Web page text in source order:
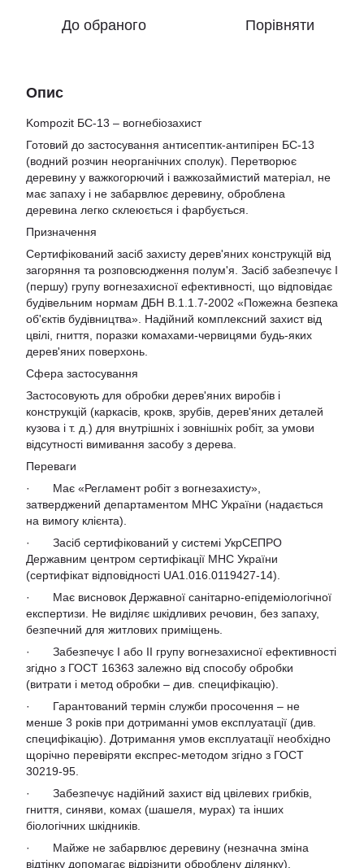
До обраного Порівняти
Опис
Kompozit БС-13 – вогнебіозахист
Готовий до застосування антисептик-антипірен БС-13
(водний розчин неорганічних сполук). Перетворює
деревину у важкогорючий і важкозаймистий матеріал, не
має запаху і не забарвлює деревину, оброблена
деревина легко склеюється і фарбується.
Призначення
Сертифікований засіб захисту дерев'яних конструкцій від
загоряння та розповсюдження полум'я. Засіб забезпечує I
(першу) групу вогнезахисної ефективності, що відповідає
будівельним нормам ДБН В.1.1.7-2002 «Пожежна безпека
об'єктів будівництва». Надійний комплексний захист від
цвілі, гниття, поразки комахами-червицями будь-яких
дерев'яних поверхонь.
Сфера застосування
Застосовують для обробки дерев'яних виробів і
конструкцій (каркасів, крокв, зрубів, дерев'яних деталей
кузова і т. д.) для внутрішніх і зовнішніх робіт, за умови
відсутності вимивання засобу з дерева.
Переваги
· Має «Регламент робіт з вогнезахисту»,
затверджений департаментом МНС України (надається
на вимогу клієнта).
· Засіб сертифікований у системі УкрСЕПРО
Державним центром сертифікації МНС України
(сертифікат відповідності UA1.016.0119427-14).
· Має висновок Державної санітарно-епідеміологічної
експертизи. Не виділяє шкідливих речовин, без запаху,
безпечний для житлових приміщень.
· Забезпечує I або II групу вогнезахисної ефективності
згідно з ГОСТ 16363 залежно від способу обробки
(витрати і метод обробки – див. специфікацію).
· Гарантований термін служби просочення – не
менше 3 років при дотриманні умов експлуатації (див.
специфікацію). Дотримання умов експлуатації необхідно
щорічно перевіряти експрес-методом згідно з ГОСТ
30219-95.
· Забезпечує надійний захист від цвілевих грибків,
гниття, синяви, комах (шашеля, мурах) та інших
біологічних шкідників.
· Майже не забарвлює деревину (незначна зміна
відтінку допомагає відрізнити оброблену ділянку).